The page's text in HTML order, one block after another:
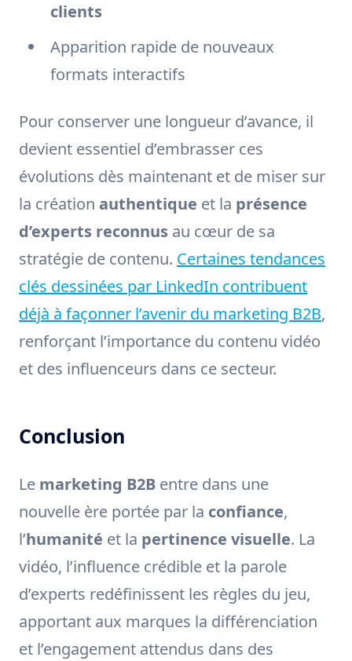
clients
Apparition rapide de nouveaux
formats interactifs
Pour conserver une longueur d’avance, il
devient essentiel d’embrasser ces
évolutions dès maintenant et de miser sur
la création authentique et la présence
d’experts reconnus au cœur de sa
stratégie de contenu. Certaines tendances
clés dessinées par LinkedIn contribuent
déjà à façonner l’avenir du marketing B2B,
renforçant l’importance du contenu vidéo
et des influenceurs dans ce secteur.
Conclusion
Le marketing B2B entre dans une
nouvelle ère portée par la confiance,
l’humanité et la pertinence visuelle. La
vidéo, l’influence crédible et la parole
d’experts redéfinissent les règles du jeu,
apportant aux marques la différenciation
et l’engagement attendus dans des